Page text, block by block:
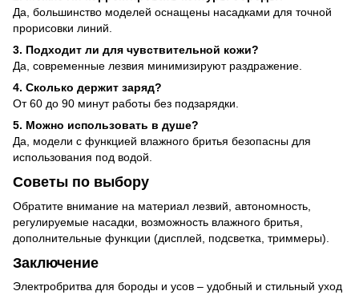
Да, большинство моделей оснащены насадками для точной
прорисовки линий.
3. Подходит ли для чувствительной кожи?
Да, современные лезвия минимизируют раздражение.
4. Сколько держит заряд?
От 60 до 90 минут работы без подзарядки.
5. Можно использовать в душе?
Да, модели с функцией влажного бритья безопасны для
использования под водой.
Советы по выбору
Обратите внимание на материал лезвий, автономность,
регулируемые насадки, возможность влажного бритья,
дополнительные функции (дисплей, подсветка, триммеры).
Заключение
Электробритва для бороды и усов – удобный и стильный уход